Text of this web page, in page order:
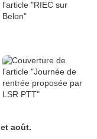
! Horaires et lieux juillet août.